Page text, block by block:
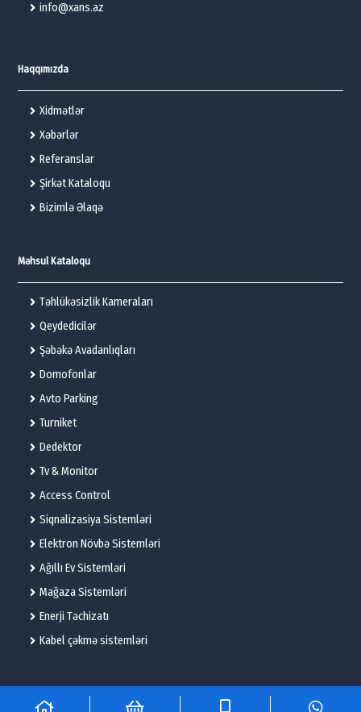
info@xans.az
Haqqımızda
Xidmətlər
Xəbərlər
Referanslar
Şirkət Kataloqu
Bizimlə Əlaqə
Məhsul Kataloqu
Təhlükəsizlik Kameraları
Qeydedicilər
Şəbəkə Avadanlıqları
Domofonlar
Avto Parking
Turniket
Dedektor
Tv & Monitor
Access Control
Siqnalizasiya Sistemləri
Elektron Növbə Sistemləri
Ağıllı Ev Sistemləri
Mağaza Sistemləri
Enerji Təchizatı
Kabel çəkmə sistemləri
© 2025 – Flame Technologies